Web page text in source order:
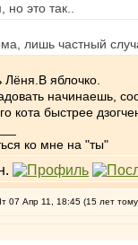
это так..
лишь частный
Лёня.В яблочко.
начинаешь,
кота быстрее
ко мне на "ты"
07 Апр 11, 18:45 (15 лет